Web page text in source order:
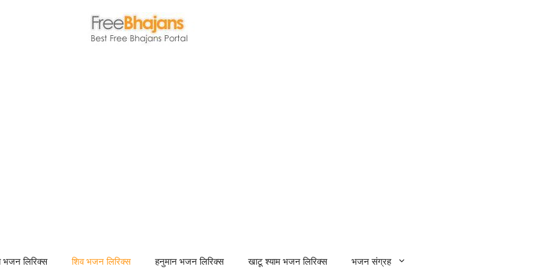
भजन लिरिक्स शिव भजन लिरिक्स हनुमान भजन लिरिक्स खाटू श्याम भजन लिरिक्स भजन संग्रह